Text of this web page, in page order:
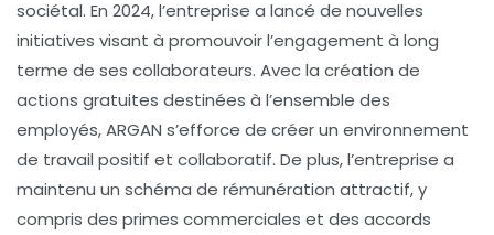
sociétal. En 2024, l’entreprise a lancé de nouvelles
initiatives visant à promouvoir l’engagement à long
terme de ses collaborateurs. Avec la création de
actions gratuites destinées à l’ensemble des
employés, ARGAN s’efforce de créer un environnement
de travail positif et collaboratif. De plus, l’entreprise a
maintenu un schéma de rémunération attractif, y
compris des primes commerciales et des accords